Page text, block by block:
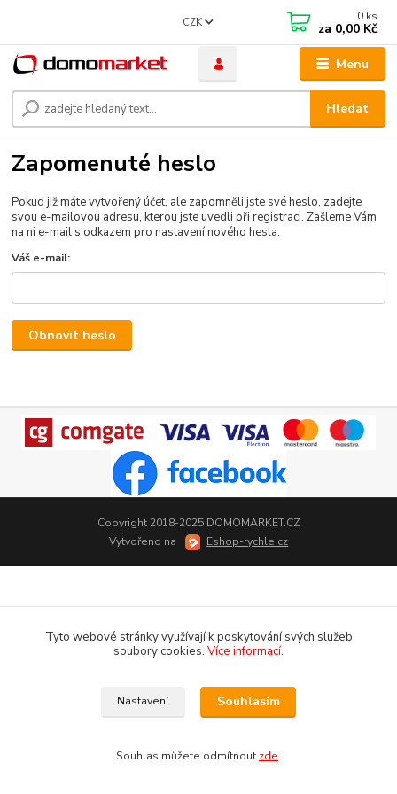
Menu
CZK
Hledat
0 ks
za 0,00 Kč
Zapomenuté heslo
Pokud již máte vytvořený účet, ale zapomněli jste své heslo, zadejte
svou e-mailovou adresu, kterou jste uvedli při registraci. Zašleme Vám
na ni e-mail s odkazem pro nastavení nového hesla.
Váš e-mail:
Obnovit heslo
Copyright 2018-2025 DOMOMARKET.CZ
Vytvořeno na
Eshop-rychle.cz
Tyto webové stránky využívají k poskytování svých služeb
soubory cookies. Více informací.
Nastavení Souhlasím
Souhlas můžete odmítnout zde.